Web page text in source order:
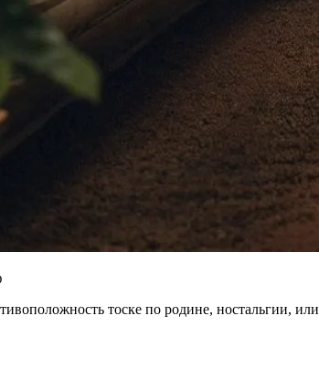
тоске по родине, ностальгии, или